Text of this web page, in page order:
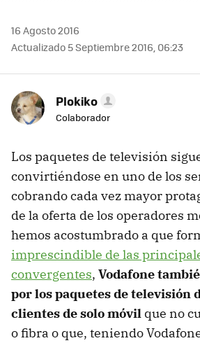
16 Agosto 2016
Actualizado 5 Septiembre 2016, 06:23
Plokiko
Colaborador
Los paquetes de televisión
convirtiéndose en uno de los
cobrando cada vez mayor
de la oferta de los operadores
hemos acostumbrado a que
imprescindible de las
convergentes, Vodafone
por los paquetes de televisión
clientes de solo móvil que no
o fibra o que, teniendo